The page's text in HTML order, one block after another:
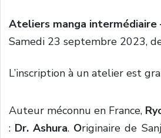
Ateliers manga intermédiaire
Samedi 23 septembre 2023,
L’inscription à un atelier est
Auteur méconnu en France,
: Dr. Ashura. Originaire de